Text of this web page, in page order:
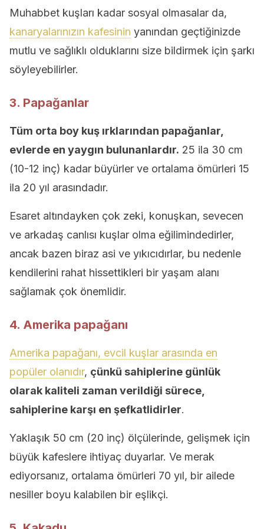
Muhabbet kuşları kadar sosyal olmasalar da,
kanaryalarınızın kafesinin yanından geçtiğinizde
mutlu ve sağlıklı olduklarını size bildirmek için şarkı
söyleyebilirler.
3. Papağanlar
Tüm orta boy kuş ırklarından papağanlar,
evlerde en yaygın bulunanlardır. 25 ila 30 cm
(10-12 inç) kadar büyürler ve ortalama ömürleri 15
ila 20 yıl arasındadır.
Esaret altındayken çok zeki, konuşkan, sevecen
ve arkadaş canlısı kuşlar olma eğilimindedirler,
ancak bazen biraz asi ve yıkıcıdırlar, bu nedenle
kendilerini rahat hissettikleri bir yaşam alanı
sağlamak çok önemlidir.
4. Amerika papağanı
Amerika papağanı, evcil kuşlar arasında en
popüler olanıdır, çünkü sahiplerine günlük
olarak kaliteli zaman verildiği sürece,
sahiplerine karşı en şefkatlidirler.
Yaklaşık 50 cm (20 inç) ölçülerinde, gelişmek için
büyük kafeslere ihtiyaç duyarlar. Ve merak
ediyorsanız, ortalama ömürleri 70 yıl, bir ailede
nesiller boyu kalabilen bir eşlikçi.